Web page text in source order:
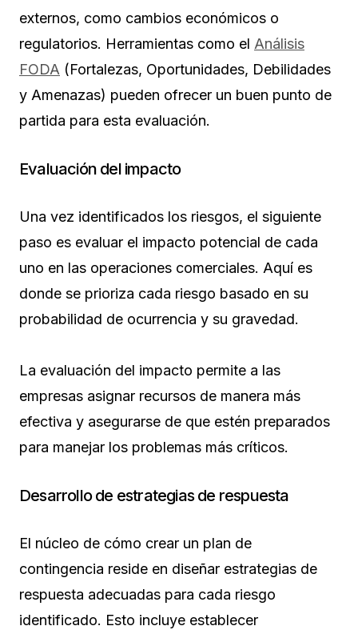
externos, como cambios económicos o
regulatorios. Herramientas como el Análisis
FODA (Fortalezas, Oportunidades, Debilidades
y Amenazas) pueden ofrecer un buen punto de
partida para esta evaluación.
Evaluación del impacto
Una vez identificados los riesgos, el siguiente
paso es evaluar el impacto potencial de cada
uno en las operaciones comerciales. Aquí es
donde se prioriza cada riesgo basado en su
probabilidad de ocurrencia y su gravedad.
La evaluación del impacto permite a las
empresas asignar recursos de manera más
efectiva y asegurarse de que estén preparados
para manejar los problemas más críticos.
Desarrollo de estrategias de respuesta
El núcleo de cómo crear un plan de
contingencia reside en diseñar estrategias de
respuesta adecuadas para cada riesgo
identificado. Esto incluye establecer